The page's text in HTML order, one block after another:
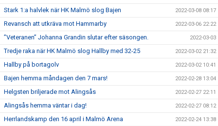
Stark 1:a halvlek när HK Malmö slog Bajen 2022-03-08 08:17
Revansch att utkräva mot Hammarby 2022-03-06 22:22
”Veteranen” Johanna Grandin slutar efter säsongen. 2022-03-03
Tredje raka när HK Malmö slog Hallby med 32-25 2022-03-02 21:32
Hallby på bortagolv 2022-03-02 10:41
Bajen hemma måndagen den 7 mars! 2022-02-28 13:04
Helgsten briljerade mot Alingsås 2022-02-27 22:11
Alingsås hemma väntar i dag! 2022-02-27 08:12
Herrlandskamp den 16 april i Malmö Arena 2022-02-24 13:38